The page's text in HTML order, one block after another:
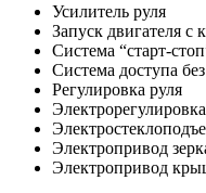
Усилитель руля
Запуск двигателя с
Система “старт-
Система доступа
Регулировка руля
Электропривод
Электропривод